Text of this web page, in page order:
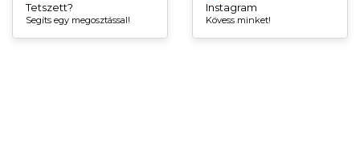
Tetszett?
Segíts egy megosztással!
Instagram
Kövess minket!